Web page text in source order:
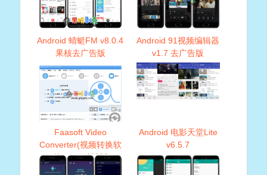
Android 蜻蜓FM v8.0.4
果核去广告版
Android 91视频编辑器
v1.7 去广告版
Faasoft Video
Converter(视频转换软
件)v5.4 破解版
Android 电影天堂Lite
v6.5.7